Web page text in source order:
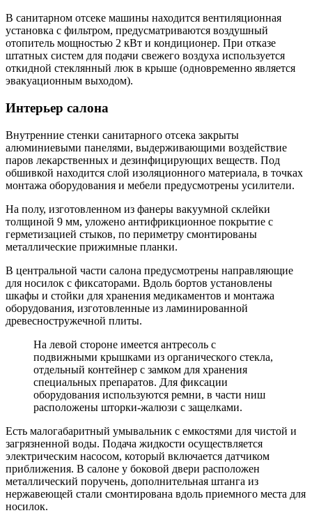
В санитарном отсеке машины находится вентиляционная
установка с фильтром, предусматриваются воздушный
отопитель мощностью 2 кВт и кондиционер. При отказе
штатных систем для подачи свежего воздуха используется
откидной стеклянный люк в крыше (одновременно является
эвакуационным выходом).
Интерьер салона
Внутренние стенки санитарного отсека закрыты
алюминиевыми панелями, выдерживающими воздействие
паров лекарственных и дезинфицирующих веществ. Под
обшивкой находится слой изоляционного материала, в точках
монтажа оборудования и мебели предусмотрены усилители.
На полу, изготовленном из фанеры вакуумной склейки
толщиной 9 мм, уложено антифрикционное покрытие с
герметизацией стыков, по периметру смонтированы
металлические прижимные планки.
В центральной части салона предусмотрены направляющие
для носилок с фиксаторами. Вдоль бортов установлены
шкафы и стойки для хранения медикаментов и монтажа
оборудования, изготовленные из ламинированной
древесностружечной плиты.
На левой стороне имеется антресоль с
подвижными крышками из органического стекла,
отдельный контейнер с замком для хранения
специальных препаратов. Для фиксации
оборудования используются ремни, в части ниш
расположены шторки-жалюзи с защелками.
Есть малогабаритный умывальник с емкостями для чистой и
загрязненной воды. Подача жидкости осуществляется
электрическим насосом, который включается датчиком
приближения. В салоне у боковой двери расположен
металлический поручень, дополнительная штанга из
нержавеющей стали смонтирована вдоль приемного места для
носилок.